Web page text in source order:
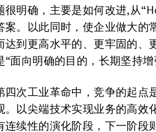
很明确，主要是如何改进,从
案。以此同时，使企业做大的
达到更高水平的、更牢固的、
“面向明确的目的，长期坚持增
四次工业革命中，竞争的起点
。以尖端技术实现业务的高效
连续性的演化阶段，下一阶段